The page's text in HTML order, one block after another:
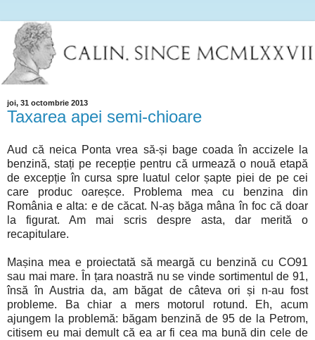
joi, 31 octombrie 2013
Taxarea apei semi-chioare
Aud că neica Ponta vrea să-și bage coada în accizele la
benzină, stați pe recepție pentru că urmează o nouă etapă
de excepție în cursa spre luatul celor șapte piei de pe cei
care produc oareșce. Problema mea cu benzina din
România e alta: e de căcat. N-aș băga mâna în foc că doar
la figurat. Am mai scris despre asta, dar merită o
recapitulare.
Mașina mea e proiectată să meargă cu benzină cu CO91
sau mai mare. În țara noastră nu se vinde sortimentul de 91,
însă în Austria da, am băgat de câteva ori și n-au fost
probleme. Ba chiar a mers motorul rotund. Eh, acum
ajungem la problemă: băgam benzină de 95 de la Petrom,
citisem eu mai demult că ea ar fi cea ma bună din cele de